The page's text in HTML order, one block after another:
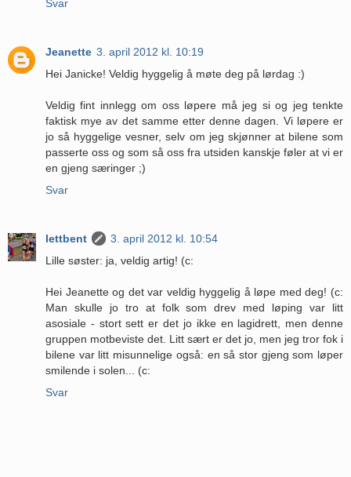
Svar
Jeanette 3. april 2012 kl. 10:19
Hei Janicke! Veldig hyggelig å møte deg på lørdag :)
Veldig fint innlegg om oss løpere må jeg si og jeg tenkte
faktisk mye av det samme etter denne dagen. Vi løpere er
jo så hyggelige vesner, selv om jeg skjønner at bilene som
passerte oss og som så oss fra utsiden kanskje føler at vi er
en gjeng særinger ;)
Svar
lettbent
3. april 2012 kl. 10:54
Lille søster: ja, veldig artig! (c:
Hei Jeanette og det var veldig hyggelig å løpe med deg! (c:
Man skulle jo tro at folk som drev med løping var litt
asosiale - stort sett er det jo ikke en lagidrett, men denne
gruppen motbeviste det. Litt sært er det jo, men jeg tror fok i
bilene var litt misunnelige også: en så stor gjeng som løper
smilende i solen... (c:
Svar